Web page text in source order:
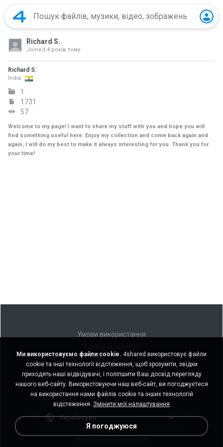
Richard S.
Joined 4 років тому
Richard S.
India
1
1731
57
Welcome to my page! I want to share my stuff with you and hope you will
find something useful here. Enjoy my collection and come back again and
again, I will do my best to make it always interesting for you. Thank you for
your time!
Умови використання
Не продавати мою особисту інформацію
Не ділитися моєю особистою інформацією
Українська
Ми використовуємо файли cookie. 4shared використовує файли
cookie та інші технології відстеження, щоб зрозуміти, звідки
приходять наші відвідувачі, і поліпшити Ваш досвід перегляду
нашого веб-сайту. Використовуючи наш веб-сайт, ви погоджуєтеся
на використання нами файлів cookie та інших технологій
відстеження. Змінити мої налаштування
Я погоджуюся